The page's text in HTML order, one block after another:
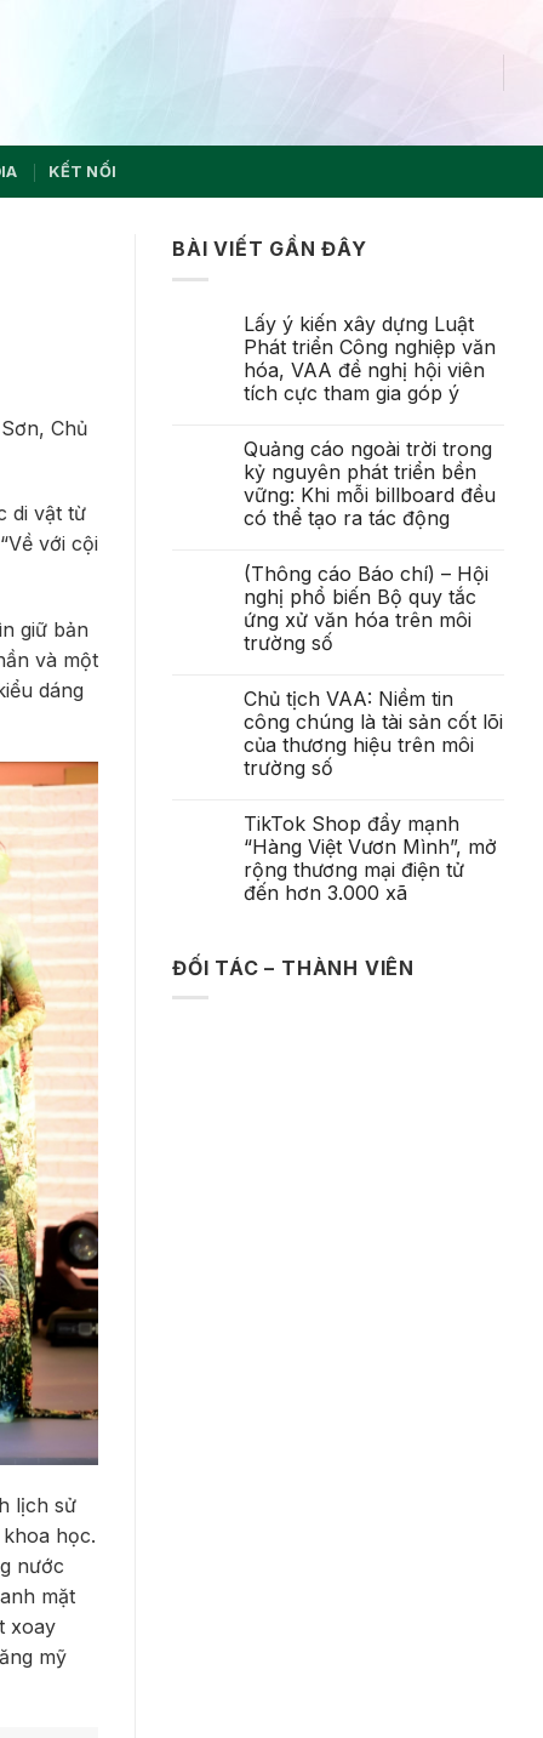
KẾT NỐI
Chủ
di vật từ
với cội
giữ bản
và một
dáng
lịch sử
học.
nước
mặt
xoay
mỹ
BÀI VIẾT GẦN ĐÂY
Lấy ý kiến xây dựng Luật
Phát triển Công nghiệp văn
hóa, VAA đề nghị hội viên
tích cực tham gia góp ý
Quảng cáo ngoài trời trong
kỷ nguyên phát triển bền
vững: Khi mỗi billboard đều
có thể tạo ra tác động
(Thông cáo Báo chí) – Hội
nghị phổ biến Bộ quy tắc
ứng xử văn hóa trên môi
trường số
Chủ tịch VAA: Niềm tin
công chúng là tài sản cốt lõi
của thương hiệu trên môi
trường số
TikTok Shop đẩy mạnh
“Hàng Việt Vươn Mình”, mở
rộng thương mại điện tử
đến hơn 3.000 xã
ĐỐI TÁC – THÀNH VIÊN